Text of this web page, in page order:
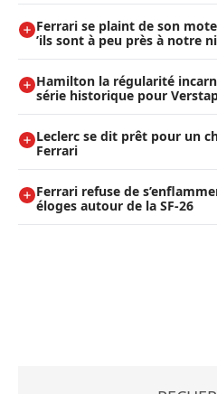
Ferrari se plaint de son
’ils sont à peu près à notre
Hamilton la régularité
série historique pour
Leclerc se dit prêt pour un
Ferrari
Ferrari refuse de
éloges autour de la SF-26